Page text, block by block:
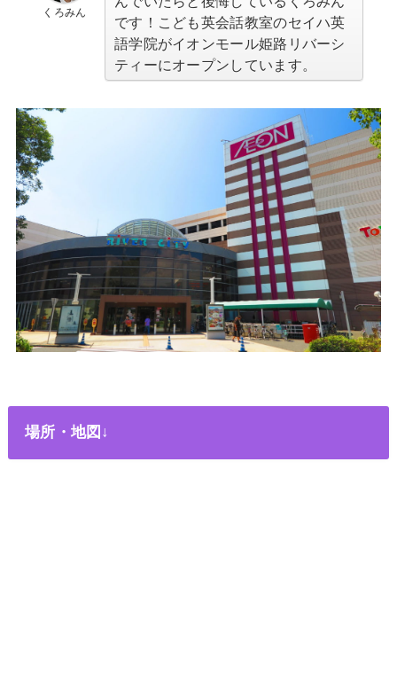
くろみん
です！こども英会話教室のセイハ英
語学院がイオンモール姫路リバーシ
ティーにオープンしています。
場所・地図↓